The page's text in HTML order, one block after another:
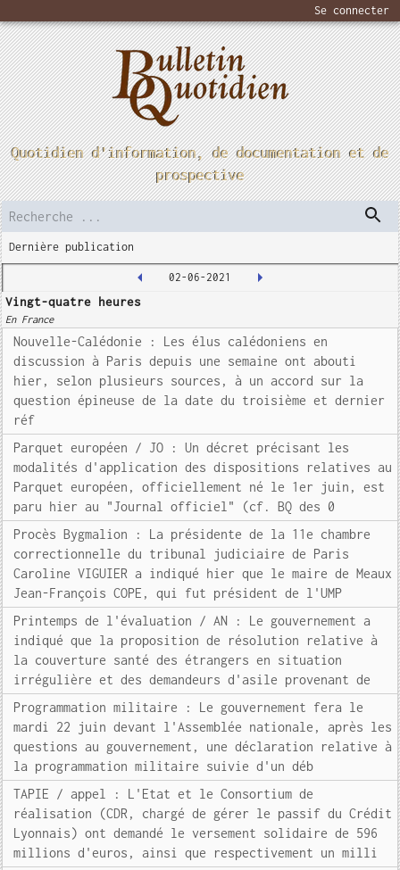
Se connecter
Quotidien d'information, de documentation et de
prospective
Dernière publication
02-06-2021
Vingt-quatre heures
En France
Nouvelle-Calédonie : Les élus calédoniens en
discussion à Paris depuis une semaine ont abouti
hier, selon plusieurs sources, à un accord sur la
question épineuse de la date du troisième et dernier
réf
Parquet européen / JO : Un décret précisant les
modalités d'application des dispositions relatives au
Parquet européen, officiellement né le 1er juin, est
paru hier au "Journal officiel" (cf. BQ des 0
Procès Bygmalion : La présidente de la 11e chambre
correctionnelle du tribunal judiciaire de Paris
Caroline VIGUIER a indiqué hier que le maire de Meaux
Jean-François COPE, qui fut président de l'UMP
Printemps de l'évaluation / AN : Le gouvernement a
indiqué que la proposition de résolution relative à
la couverture santé des étrangers en situation
irrégulière et des demandeurs d'asile provenant de
Programmation militaire : Le gouvernement fera le
mardi 22 juin devant l'Assemblée nationale, après les
questions au gouvernement, une déclaration relative à
la programmation militaire suivie d'un déb
TAPIE / appel : L'Etat et le Consortium de
réalisation (CDR, chargé de gérer le passif du Crédit
Lyonnais) ont demandé le versement solidaire de 596
millions d'euros, ainsi que respectivement un milli